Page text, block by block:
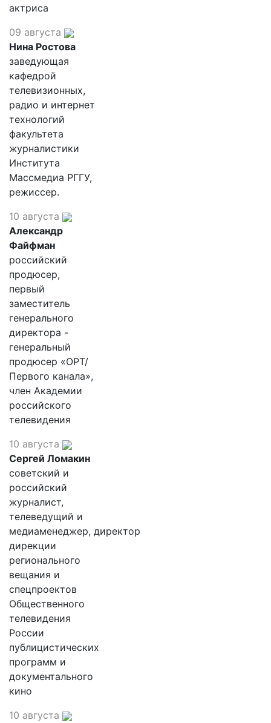
актриса
09 августа
Нина Ростова
заведующая
кафедрой
телевизионных,
радио и интернет
технологий
факультета
журналистики
Института
Массмедиа РГГУ,
режиссер.
10 августа
Александр
Файфман
российский
продюсер,
первый
заместитель
генерального
директора -
генеральный
продюсер «ОРТ/
Первого канала»,
член Академии
российского
телевидения
10 августа
Сергей Ломакин
советский и
российский
журналист,
телеведущий и
медиаменеджер, директор
дирекции
регионального
вещания и
спецпроектов
Общественного
телевидения
России
публицистических
программ и
документального
кино
10 августа